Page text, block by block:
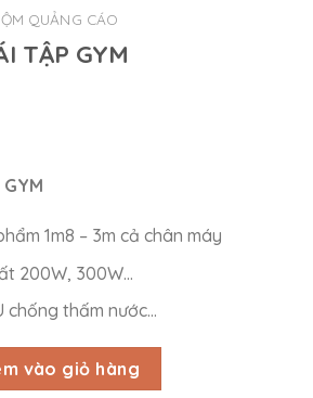
QUẢNG CÁO
TẬP GYM
GYM
1m8 – 3m cả chân máy
200W, 300W…
chống thấm nước…
số lượng
vào giỏ hàng